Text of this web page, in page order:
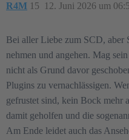
R4M 12. Juni 2026 um
15
Bei aller Liebe zum SCD, aber
nehmen und angehen. Mag
nicht als Grund davor
Plugins zu vernachlässigen.
gefrustet sind, kein Bock mehr
damit geholfen und die
Am Ende leidet auch das